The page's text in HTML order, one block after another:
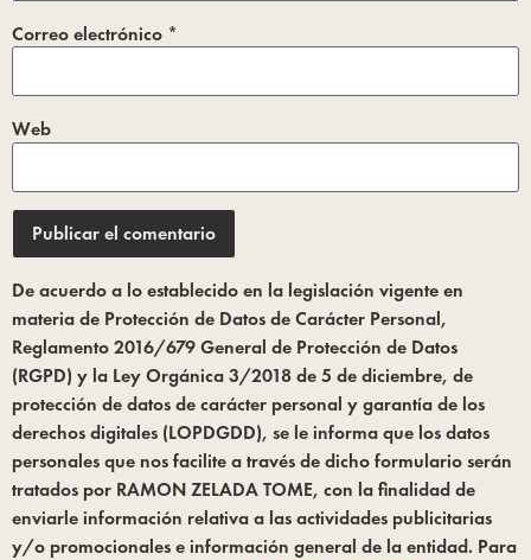
Correo electrónico *
Web
De acuerdo a lo establecido en la legislación vigente en
materia de Protección de Datos de Carácter Personal,
Reglamento 2016/679 General de Protección de Datos
(RGPD) y la Ley Orgánica 3/2018 de 5 de diciembre, de
protección de datos de carácter personal y garantía de los
derechos digitales (LOPDGDD), se le informa que los datos
personales que nos facilite a través de dicho formulario serán
tratados por RAMON ZELADA TOME, con la finalidad de
enviarle información relativa a las actividades publicitarias
y/o promocionales e información general de la entidad. Para